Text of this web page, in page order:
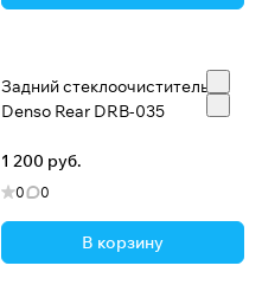
Задний стеклоочиститель
Denso Rear DRB-035
1 200 руб.
0 0
В корзину